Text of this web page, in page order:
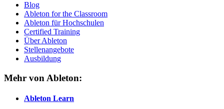
Blog
Ableton for the Classroom
Ableton für Hochschulen
Certified Training
Über Ableton
Stellenangebote
Ausbildung
Mehr von Ableton:
Ableton Learn